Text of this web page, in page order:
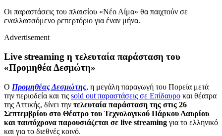
Οι παραστάσεις του πλαισίου «Νέο Αίμα» θα παιχτούν σε
εναλλασσόμενο ρεπερτόριο για έναν μήνα.
Advertisement
Live streaming η τελευταία παράσταση του
«Προμηθέα Δεσμώτη»
Ο Προμηθέας Δεσμώτης, η μεγάλη παραγωγή του Πορεία μετά
την περιοδεία και τις sold out παραστάσεις σε Επίδαυρο και θέατρα
της Αττικής, δίνει την τελευταία παράσταση της στις 26
Σεπτεμβρίου στο Θέατρο του Τεχνολoγικού Πάρκου Λαυρίου
και ταυτόχρονα παρουσιάζεται σε live streaming για το ελληνικό
και για το διεθνές κοινό.